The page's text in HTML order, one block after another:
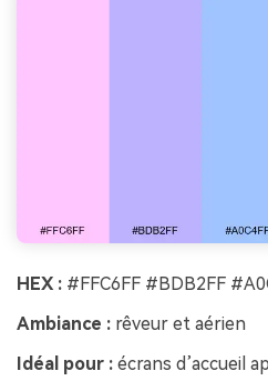
HEX : #FFC6FF #BDB2FF
Ambiance : rêveur et aérien
Idéal pour : écrans d’accueil